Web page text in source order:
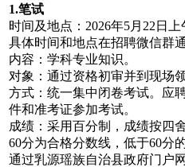
1.笔试
时间及地点：2026年5月22日
具体时间和地点在招聘微信群通
内容：学科专业知识。
对象：通过资格初审并到现场
方式：统一集中闭卷考试。应
件和准考证参加考试。
成绩：采用百分制，成绩按四
60分为合格分数线，低于60分
通过乳源瑶族自治县政府门户